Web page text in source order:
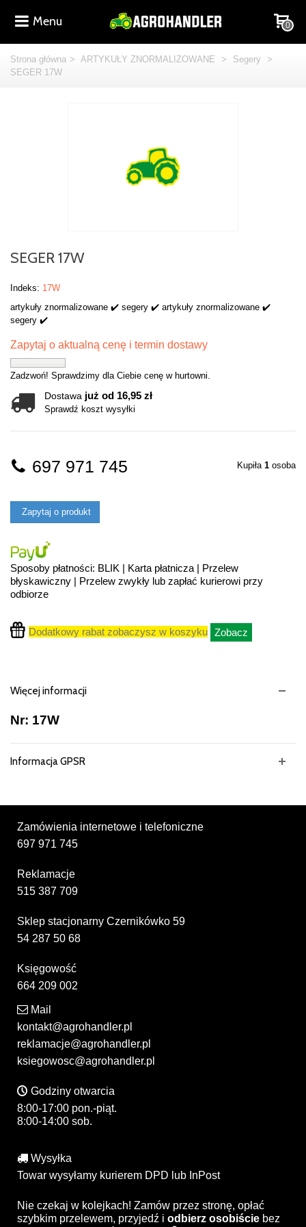
Menu 0
Strona główna > ARTYKUŁY ZNORMALIZOWANE > Segery
>
SEGER 17W
SEGER 17W
Indeks: 17W
artykuły znormalizowane ✔️ segery ✔️ artykuły znormalizowane ✔️
segery ✔️
Zapytaj o aktualną cenę i termin dostawy
Zadzwoń! Sprawdzimy dla Ciebie cenę w hurtowni.
Dostawa już od 16,95 zł
Sprawdź koszt wysyłki
Kupiła 1 osoba
697 971 745
Zapytaj o produkt
Sposoby płatności: BLIK | Karta płatnicza | Przelew
błyskawiczny | Przelew zwykły lub zapłać kurierowi przy
odbiorze
Dodatkowy rabat zobaczysz w koszyku Zobacz
Więcej informacji
Nr: 17W
Informacja GPSR
Zamówienia internetowe i telefoniczne
697 971 745
Reklamacje
515 387 709
Sklep stacjonarny Czernikówko 59
54 287 50 68
Księgowość
664 209 002
Mail
kontakt@agrohandler.pl
reklamacje@agrohandler.pl
ksiegowosc@agrohandler.pl
Godziny otwarcia
8:00-17:00 pon.-piąt.
8:00-14:00 sob.
Wysyłka
Towar wysyłamy kurierem DPD lub InPost
Nie czekaj w kolejkach! Zamów przez stronę, opłać
szybkim przelewem, przyjedź i odbierz osobiście bez